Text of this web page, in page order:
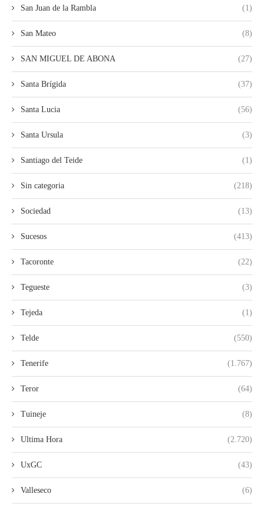
San Juan de la Rambla (1)
San Mateo (8)
SAN MIGUEL DE ABONA (27)
Santa Brígida (37)
Santa Lucia (56)
Santa Ursula (3)
Santiago del Teide (1)
Sin categoria (218)
Sociedad (13)
Sucesos (413)
Tacoronte (22)
Tegueste (3)
Tejeda (1)
Telde (550)
Tenerife (1.767)
Teror (64)
Tuineje (8)
Ultima Hora (2.720)
UxGC (43)
Valleseco (6)